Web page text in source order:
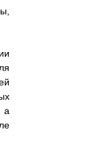
а